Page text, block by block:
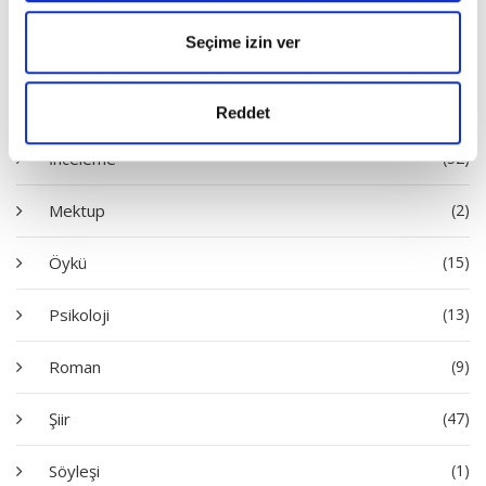
Seçime izin ver
Reddet
İnceleme (32)
Mektup (2)
Öykü (15)
Psikoloji (13)
Roman (9)
Şiir (47)
Söyleşi (1)